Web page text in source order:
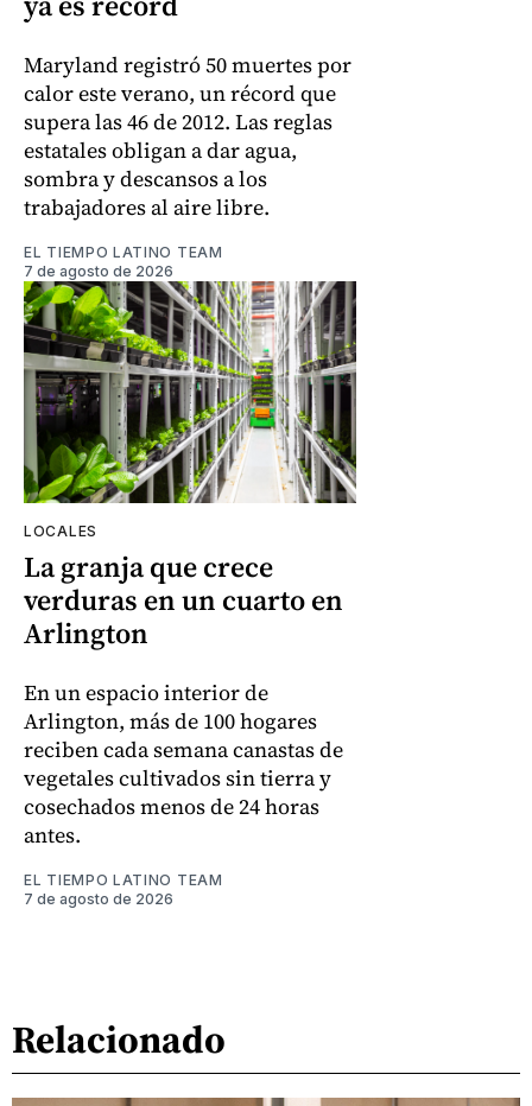
Maryland registró 50 muertes por
calor este verano, un récord que
supera las 46 de 2012. Las reglas
estatales obligan a dar agua,
sombra y descansos a los
trabajadores al aire libre.
EL TIEMPO LATINO TEAM
7 de agosto de 2026
LOCALES
La granja que crece
verduras en un cuarto en
Arlington
En un espacio interior de
Arlington, más de 100 hogares
reciben cada semana canastas de
vegetales cultivados sin tierra y
cosechados menos de 24 horas
antes.
EL TIEMPO LATINO TEAM
7 de agosto de 2026
Relacionado